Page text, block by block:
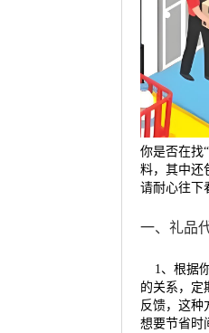
你是否在找“
料，其中还
请耐心往下
一、礼品
1、根据你
的关系，定
反馈，这种
想要节省时